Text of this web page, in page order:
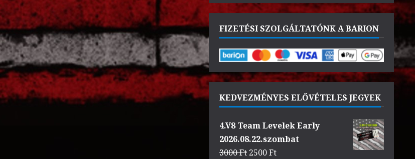
FIZETÉSI SZOLGÁLTATÓNK A BARION
KEDVEZMÉNYES ELŐVÉTELES JEGYEK
4.V8 Team Levelek Early
2026.08.22.szombat
3000Ft Original
2500FtCurrent